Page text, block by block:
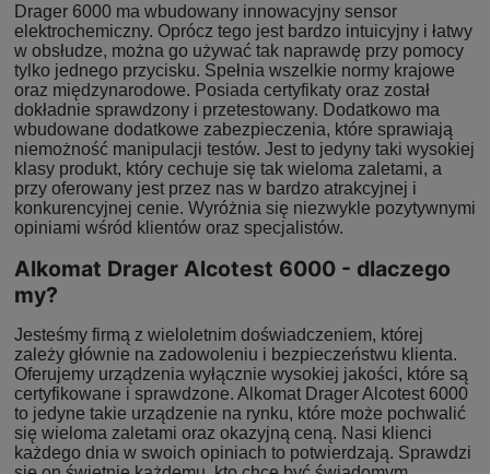
Drager 6000 ma wbudowany innowacyjny sensor
elektrochemiczny. Oprócz tego jest bardzo intuicyjny i łatwy
w obsłudze, można go używać tak naprawdę przy pomocy
tylko jednego przycisku. Spełnia wszelkie normy krajowe
oraz międzynarodowe. Posiada certyfikaty oraz został
dokładnie sprawdzony i przetestowany. Dodatkowo ma
wbudowane dodatkowe zabezpieczenia, które sprawiają
niemożność manipulacji testów. Jest to jedyny taki wysokiej
klasy produkt, który cechuje się tak wieloma zaletami, a
przy oferowany jest przez nas w bardzo atrakcyjnej i
konkurencyjnej cenie. Wyróżnia się niezwykle pozytywnymi
opiniami wśród klientów oraz specjalistów.
Alkomat Drager Alcotest 6000 - dlaczego
my?
Jesteśmy firmą z wieloletnim doświadczeniem, której
zależy głównie na zadowoleniu i bezpieczeństwu klienta.
Oferujemy urządzenia wyłącznie wysokiej jakości, które są
certyfikowane i sprawdzone. Alkomat Drager Alcotest 6000
to jedyne takie urządzenie na rynku, które może pochwalić
się wieloma zaletami oraz okazyjną ceną. Nasi klienci
każdego dnia w swoich opiniach to potwierdzają. Sprawdzi